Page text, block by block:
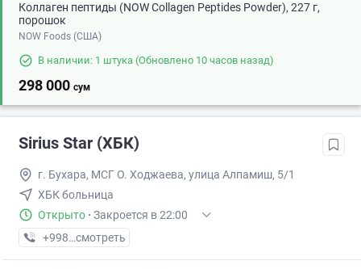
Коллаген пептиды (NOW Collagen Peptides Powder), 227 г,
порошок
NOW Foods (США)
В наличии: 1 штука (Обновлено 10 часов назад)
298 000 сум
Sirius Star (ХБК)
г. Бухара, МСГ О. Ходжаева, улица Алпамиш, 5/1
ХБК больница
Открыто · Закроется в 22:00
+998 (99) XXX-XX-XX
смотреть